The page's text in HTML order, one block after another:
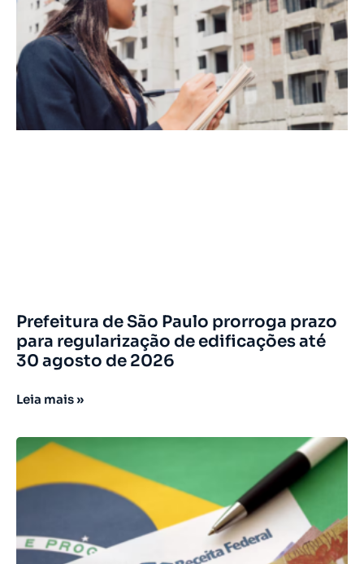
Prefeitura de São Paulo prorroga prazo
para regularização de edificações até
30 agosto de 2026
Leia mais »